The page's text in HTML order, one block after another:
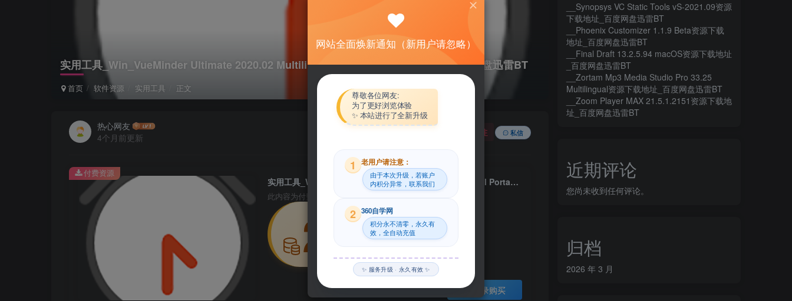
实用工具_Win_VueMinder Ultimate 2020.02 Multilingual Portable资源下载地址_百度网盘迅雷BT
首页 软件资源 实用工具 正文
热心网友
4个月前更新
关注 私信
实用工具_Win_VueMinder Ultimate 2020.02 Multilingual Portable资源下载地址_百度网盘迅雷BT
此内容为付费资源，请付费后查看
29
登录购买
付费资源
__Synopsys VC Static Tools vS-2021.09资源
下载地址_百度网盘迅雷BT
__Phoenix Customizer 1.1.9 Beta资源下载
地址_百度网盘迅雷BT
__Final Draft 13.2.5.94 macOS资源下载地址
_百度网盘迅雷BT
__Zortam Mp3 Media Studio Pro 33.25
Multilingual资源下载地址_百度网盘迅雷BT
__Zoom Player MAX 21.5.1.2151资源下载地
址_百度网盘迅雷BT
近期评论
您尚未收到任何评论。
归档
2026 年 3 月
网站全面焕新通知（新用户请忽略）
尊敬各位网友:
为了更好浏览体验
✨ 本站进行了全新升级
1 老用户请注意：
由于本次升级，若账户
内积分异常，联系我们
2 360自学网
积分永不清零，永久有
效，全自动充值
✨ 服务升级 · 永久有效 ✨